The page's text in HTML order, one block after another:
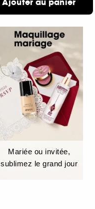
Mariée ou invitée,
sublimez le grand jour